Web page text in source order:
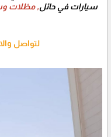
سيارات في حائل, مظلات
لتواصل